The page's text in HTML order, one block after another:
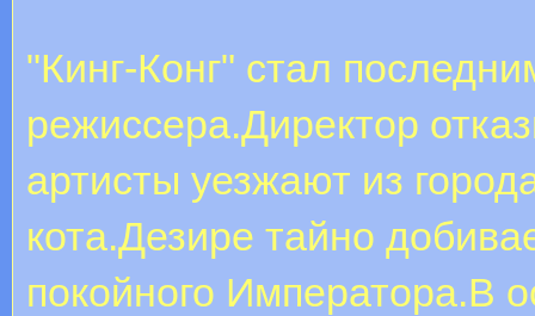
"Кинг-Конг" стал
режиссера.Директор
артисты уезжают из
кота.Дезире тайно
покойного Императора.В